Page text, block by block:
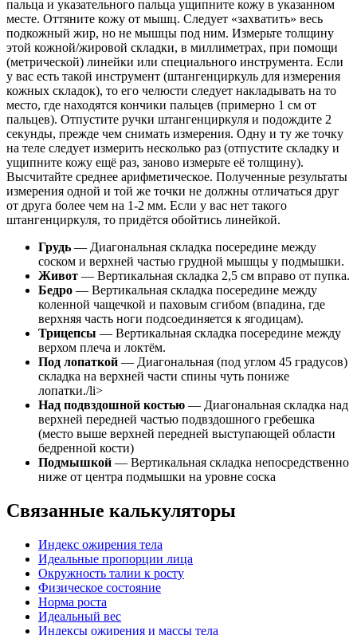
пальца и указательного пальца ущипните кожу в указанном
месте. Оттяните кожу от мышц. Следует «захватить» весь
подкожный жир, но не мышцы под ним. Измерьте толщину
этой кожной/жировой складки, в миллиметрах, при помощи
(метрической) линейки или специального инструмента. Если
у вас есть такой инструмент (штангенциркуль для измерения
кожных складок), то его челюсти следует накладывать на то
место, где находятся кончики пальцев (примерно 1 см от
пальцев). Отпустите ручки штангенциркуля и подождите 2
секунды, прежде чем снимать измерения. Одну и ту же точку
на теле следует измерить несколько раз (отпустите складку и
ущипните кожу ещё раз, заново измерьте её толщину).
Высчитайте среднее арифметическое. Полученные результаты
измерения одной и той же точки не должны отличаться друг
от друга более чем на 1-2 мм. Если у вас нет такого
штангенциркуля, то придётся обойтись линейкой.
Грудь — Диагональная складка посередине между
соском и верхней частью грудной мышцы у подмышки.
Живот — Вертикальная складка 2,5 см вправо от пупка.
Бедро — Вертикальная складка посередине между
коленной чащечкой и паховым сгибом (впадина, где
верхняя часть ноги подсоединяется к ягодицам).
Трицепсы — Вертикальная складка посередине между
верхом плеча и локтём.
Под лопаткой — Диагональная (под углом 45 градусов)
складка на верхней части спины чуть пониже
лопатки./li>
Над подвздошной костью — Диагональная складка над
верхней передней частью подвздошного гребешка
(место выше верхней передней выступающей области
бедренной кости)
Подмышкой — Вертикальная складка непосредственно
ниже от центра подмышки на уровне соска
Связанные калькуляторы
Индекс ожирения тела
Идеальные пропорции лица
Окружность талии к росту
Физическое состояние
Норма роста
Идеальный вес
Индексы ожирения и массы тела